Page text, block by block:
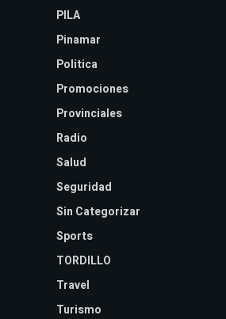
PILA
Pinamar
Politica
Promociones
Provinciales
Radio
Salud
Seguridad
Sin Categorizar
Sports
TORDILLO
Travel
Turismo